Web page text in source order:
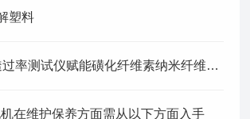
塑料
GTR-11气体透过率测试仪赋能磺化纤维素纳米纤维电解质膜研发
在维护保养方面需从以下方面入手